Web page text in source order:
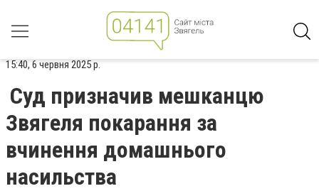
15:40, 6 червня 2025 р.
Суд призначив мешканцю
Звягеля покарання за
вчинення домашнього
насильства